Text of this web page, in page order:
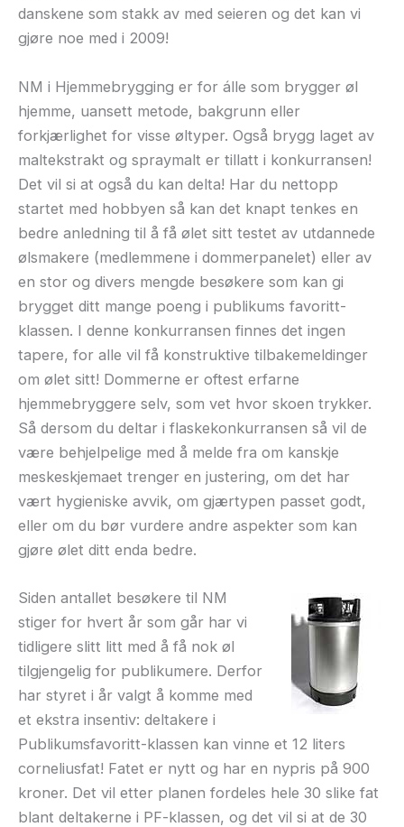
danskene som stakk av med seieren og det kan vi
gjøre noe med i 2009!
NM i Hjemmebrygging er for álle som brygger øl
hjemme, uansett metode, bakgrunn eller
forkjærlighet for visse øltyper. Også brygg laget av
maltekstrakt og spraymalt er tillatt i konkurransen!
Det vil si at også du kan delta! Har du nettopp
startet med hobbyen så kan det knapt tenkes en
bedre anledning til å få ølet sitt testet av utdannede
ølsmakere (medlemmene i dommerpanelet) eller av
en stor og divers mengde besøkere som kan gi
brygget ditt mange poeng i publikums favoritt-
klassen. I denne konkurransen finnes det ingen
tapere, for alle vil få konstruktive tilbakemeldinger
om ølet sitt! Dommerne er oftest erfarne
hjemmebryggere selv, som vet hvor skoen trykker.
Så dersom du deltar i flaskekonkurransen så vil de
være behjelpelige med å melde fra om kanskje
meskeskjemaet trenger en justering, om det har
vært hygieniske avvik, om gjærtypen passet godt,
eller om du bør vurdere andre aspekter som kan
gjøre ølet ditt enda bedre.
Siden antallet besøkere til NM
stiger for hvert år som går har vi
tidligere slitt litt med å få nok øl
tilgjengelig for publikumere. Derfor
har styret i år valgt å komme med
et ekstra insentiv: deltakere i
Publikumsfavoritt-klassen kan vinne et 12 liters
corneliusfat! Fatet er nytt og har en nypris på 900
kroner. Det vil etter planen fordeles hele 30 slike fat
blant deltakerne i PF-klassen, og det vil si at de 30